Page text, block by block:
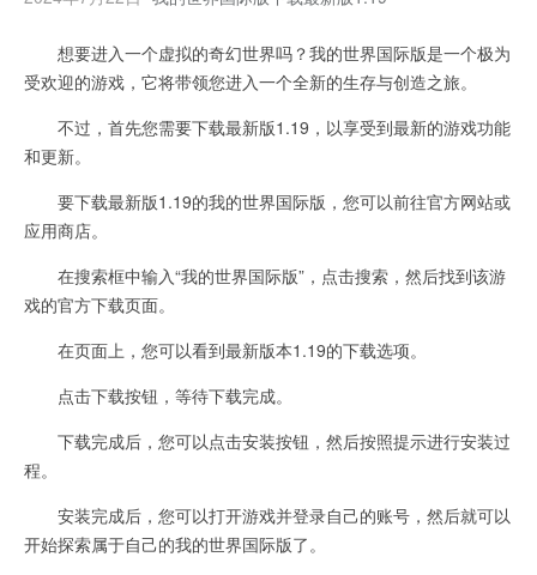
想要进入一个虚拟的奇幻世界吗？我的世界国际版是一个极为
受欢迎的游戏，它将带领您进入一个全新的生存与创造之旅。
不过，首先您需要下载最新版1.19，以享受到最新的游戏功能
和更新。
要下载最新版1.19的我的世界国际版，您可以前往官方网站或
应用商店。
在搜索框中输入“我的世界国际版”，点击搜索，然后找到该游
戏的官方下载页面。
在页面上，您可以看到最新版本1.19的下载选项。
点击下载按钮，等待下载完成。
下载完成后，您可以点击安装按钮，然后按照提示进行安装过
程。
安装完成后，您可以打开游戏并登录自己的账号，然后就可以
开始探索属于自己的我的世界国际版了。